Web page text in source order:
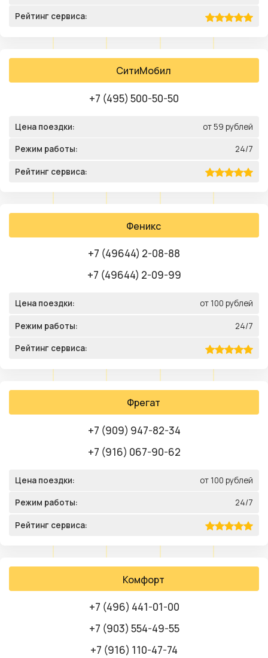
Рейтинг сервиса:
СитиМобил
+7 (495) 500-50-50
Цена поездки: от 59 рублей
Режим работы: 24/7
Рейтинг сервиса:
Феникс
+7 (49644) 2-08-88
+7 (49644) 2-09-99
Цена поездки: от 100 рублей
Режим работы: 24/7
Рейтинг сервиса:
Фрегат
+7 (909) 947-82-34
+7 (916) 067-90-62
Цена поездки: от 100 рублей
Режим работы: 24/7
Рейтинг сервиса:
Комфорт
+7 (496) 441-01-00
+7 (903) 554-49-55
+7 (916) 110-47-74